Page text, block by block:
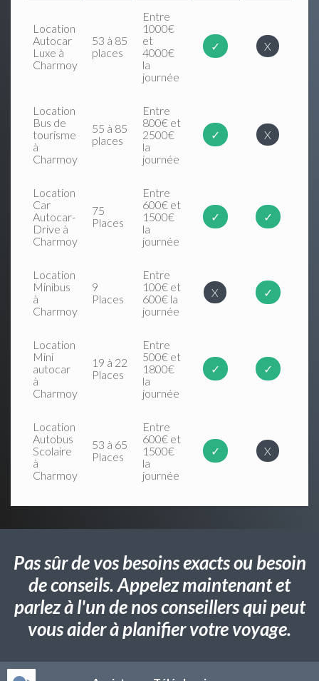
Location
Autocar
Luxe à
Charmoy
53 à 85
places
Entre
1000€
et
4000€
la
journée
✓ X
Location
Bus de
tourisme
à
Charmoy
55 à 85
places
Entre
800€ et
2500€
la
journée
✓ X
Location
Car
Autocar-
Drive à
Charmoy
75
Places
Entre
600€ et
1500€
la
journée
✓ ✓
Location
Minibus
à
Charmoy
9
Places
Entre
100€ et
600€ la
journée
X ✓
Location
Mini
autocar
à
Charmoy
19 à 22
Places
Entre
500€ et
1800€
la
journée
✓ ✓
Location
Autobus
Scolaire
à
Charmoy
53 à 65
Places
Entre
600€ et
1500€
la
journée
✓ X
Pas sûr de vos besoins exacts ou besoin
de conseils. Appelez maintenant et
parlez à l'un de nos conseillers qui peut
vous aider à planifier votre voyage.